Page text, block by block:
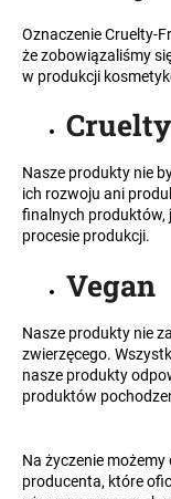
Oznaczenie Cruelty-
że zobowiązaliśmy
w produkcji
Nasze produkty nie
ich rozwoju ani
finalnych produktów,
procesie produkcji.
Vegan
Nasze produkty nie
zwierzęcego.
nasze produkty
produktów
Na życzenie
producenta, które
o
s
z
a
s
z
?
P
o